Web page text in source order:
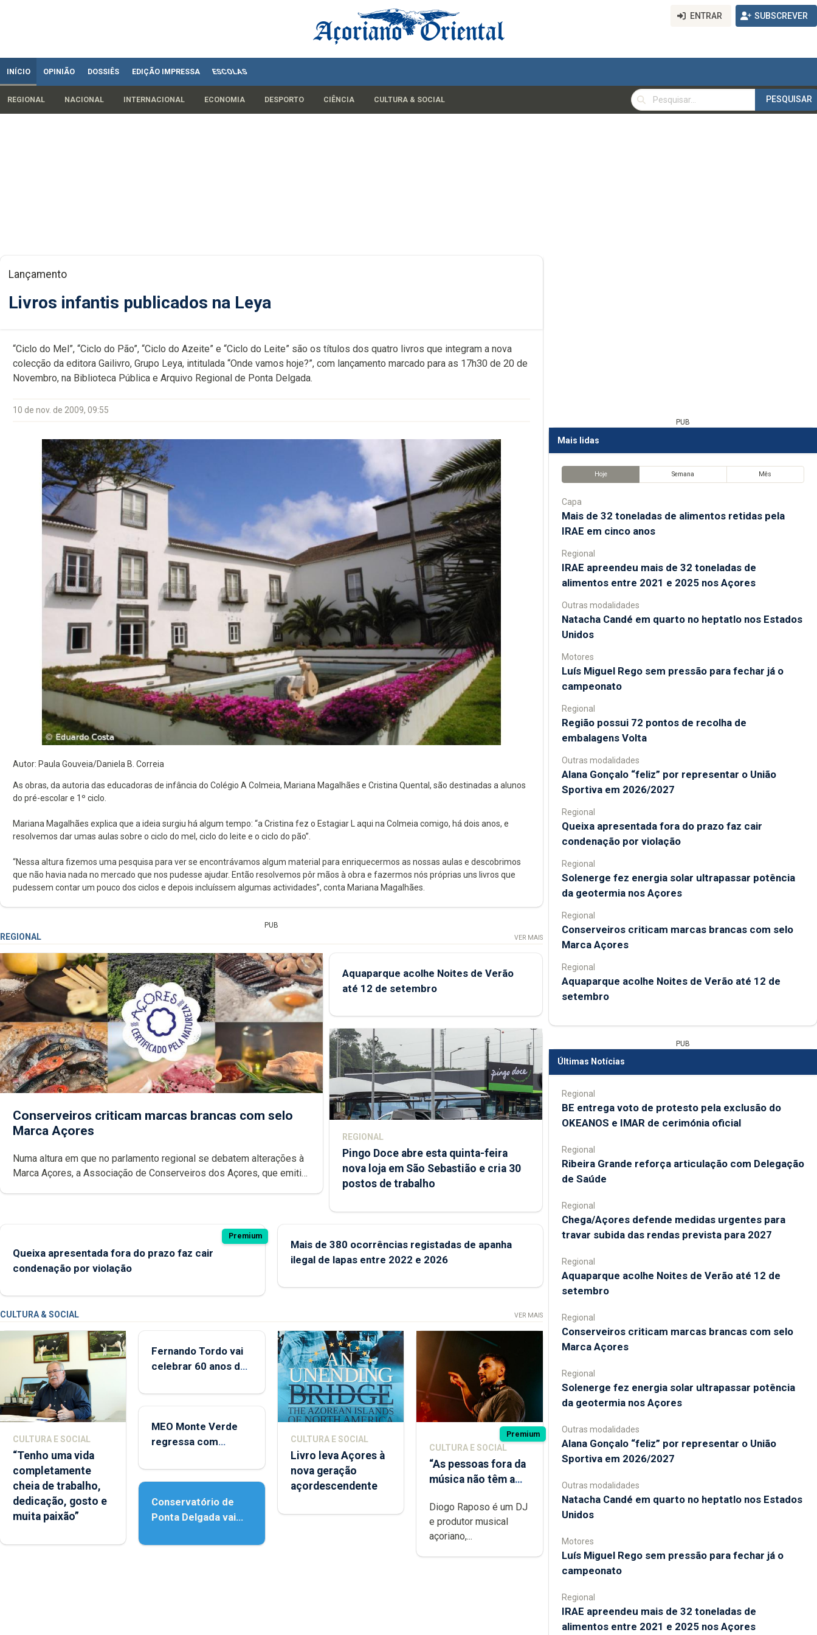
ENTRAR SUBSCREVER
INÍCIO OPINIÃO DOSSIÊS EDIÇÃO IMPRESSA ESCOLAS
REGIONAL NACIONAL INTERNACIONAL ECONOMIA DESPORTO CIÊNCIA CULTURA & SOCIAL
PESQUISAR
PESQUISAR
Lançamento
Livros infantis publicados na Leya
“Ciclo do Mel”, “Ciclo do Pão”, “Ciclo do Azeite” e “Ciclo do Leite” são os títulos dos quatro livros que integram a nova
colecção da editora Gailivro, Grupo Leya, intitulada “Onde vamos hoje?”, com lançamento marcado para as 17h30 de 20 de
Novembro, na Biblioteca Pública e Arquivo Regional de Ponta Delgada.
10 de nov. de 2009, 09:55
Autor: Paula Gouveia/Daniela B. Correia
As obras, da autoria das educadoras de infância do Colégio A Colmeia, Mariana Magalhães e Cristina Quental, são destinadas a alunos
do pré-escolar e 1º ciclo.
Mariana Magalhães explica que a ideia surgiu há algum tempo: “a Cristina fez o Estagiar L aqui na Colmeia comigo, há dois anos, e
resolvemos dar umas aulas sobre o ciclo do mel, ciclo do leite e o ciclo do pão”.
“Nessa altura fizemos uma pesquisa para ver se encontrávamos algum material para enriquecermos as nossas aulas e descobrimos
que não havia nada no mercado que nos pudesse ajudar. Então resolvemos pôr mãos à obra e fazermos nós próprias uns livros que
pudessem contar um pouco dos ciclos e depois incluíssem algumas actividades”, conta Mariana Magalhães.
PUB
REGIONAL VER MAIS
Conserveiros criticam marcas brancas com selo
Marca Açores
Numa altura em que no parlamento regional se debatem alterações à
Marca Açores, a Associação de Conserveiros dos Açores, que emitiu
Aquaparque acolhe Noites de Verão
até 12 de setembro
REGIONAL
Pingo Doce abre esta quinta-feira
nova loja em São Sebastião e cria 30
postos de trabalho
Premium
Queixa apresentada fora do prazo faz cair
condenação por violação
Mais de 380 ocorrências registadas de apanha
ilegal de lapas entre 2022 e 2026
CULTURA & SOCIAL VER MAIS
CULTURA E SOCIAL
“Tenho uma vida
completamente
cheia de trabalho,
dedicação, gosto e
muita paixão”
Fernando Tordo vai
celebrar 60 anos de
Micaelense
MEO Monte Verde
regressa com
acessibilidade
Conservatório de
Ponta Delgada vai
instrumentos
CULTURA E SOCIAL
Livro leva Açores à
nova geração
açordescendente
Premium
CULTURA E SOCIAL
“As pessoas fora da
música não têm a
difícil é produzir
uma música”
Diogo Raposo é um DJ
e produtor musical
açoriano,...
PUB
Mais lidas
Hoje Semana Mês
Capa
Mais de 32 toneladas de alimentos retidas pela
IRAE em cinco anos
Regional
IRAE apreendeu mais de 32 toneladas de
alimentos entre 2021 e 2025 nos Açores
Outras modalidades
Natacha Candé em quarto no heptatlo nos Estados
Unidos
Motores
Luís Miguel Rego sem pressão para fechar já o
campeonato
Regional
Região possui 72 pontos de recolha de
embalagens Volta
Outras modalidades
Alana Gonçalo “feliz” por representar o União
Sportiva em 2026/2027
Regional
Queixa apresentada fora do prazo faz cair
condenação por violação
Regional
Solenerge fez energia solar ultrapassar potência
da geotermia nos Açores
Regional
Conserveiros criticam marcas brancas com selo
Marca Açores
Regional
Aquaparque acolhe Noites de Verão até 12 de
setembro
PUB
Últimas Notícias
Regional
BE entrega voto de protesto pela exclusão do
OKEANOS e IMAR de cerimónia oficial
Regional
Ribeira Grande reforça articulação com Delegação
de Saúde
Regional
Chega/Açores defende medidas urgentes para
travar subida das rendas prevista para 2027
Regional
Aquaparque acolhe Noites de Verão até 12 de
setembro
Regional
Conserveiros criticam marcas brancas com selo
Marca Açores
Regional
Solenerge fez energia solar ultrapassar potência
da geotermia nos Açores
Outras modalidades
Alana Gonçalo “feliz” por representar o União
Sportiva em 2026/2027
Outras modalidades
Natacha Candé em quarto no heptatlo nos Estados
Unidos
Motores
Luís Miguel Rego sem pressão para fechar já o
campeonato
Regional
IRAE apreendeu mais de 32 toneladas de
alimentos entre 2021 e 2025 nos Açores